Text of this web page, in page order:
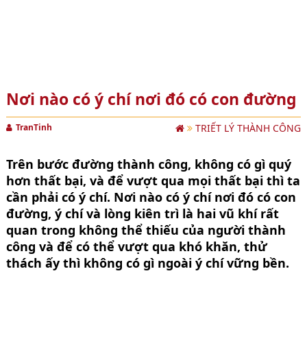
Nơi nào có ý chí nơi đó có con đường
TranTinh TRIẾT LÝ THÀNH CÔNG
Trên bước đường thành công, không có gì quý
hơn thất bại, và để vượt qua mọi thất bại thì ta
cần phải có ý chí. Nơi nào có ý chí nơi đó có con
đường, ý chí và lòng kiên trì là hai vũ khí rất
quan trong không thể thiếu của người thành
công và để có thể vượt qua khó khăn, thử
thách ấy thì không có gì ngoài ý chí vững bền.